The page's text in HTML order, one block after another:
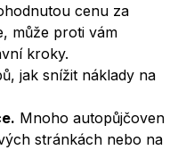
cenu za
může proti vám
kroky.
jak snížit náklady na
Mnoho autopůjčoven
stránkách nebo na